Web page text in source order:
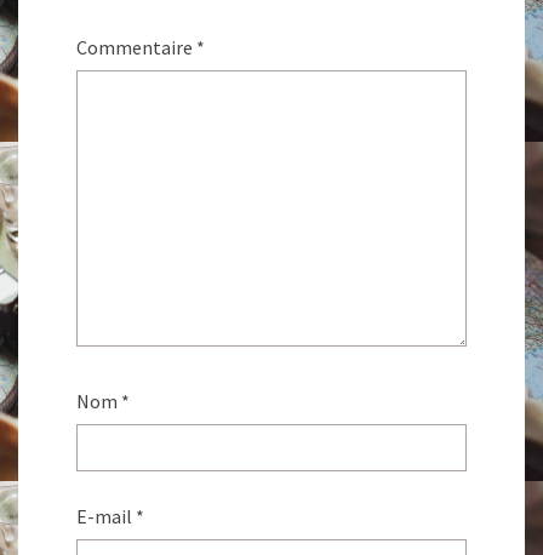
Commentaire *
Nom *
E-mail *